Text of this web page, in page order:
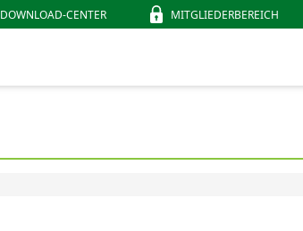
DOWNLOAD-CENTER MITGLIEDERBEREICH